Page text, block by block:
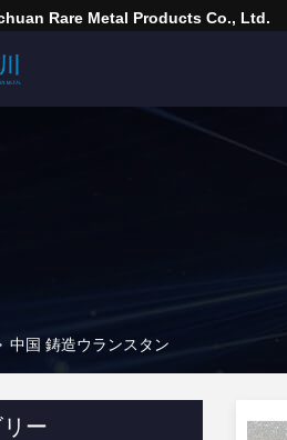
Rare Metal Products Co., Ltd.
中国 鋳造ウランスタン
ー